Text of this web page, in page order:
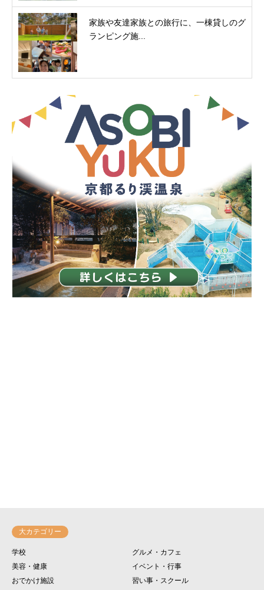
家族や友達家族との旅行に、一棟貸しのグ
ランピング施...
大カテゴリー
学校
グルメ・カフェ
美容・健康
イベント・行事
おでかけ施設
習い事・スクール